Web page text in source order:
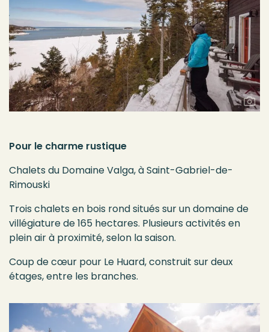
Pour le charme rustique
Chalets du Domaine Valga, à Saint-Gabriel-de-
Rimouski
Trois chalets en bois rond situés sur un domaine de
villégiature de 165 hectares. Plusieurs activités en
plein air à proximité, selon la saison.
Coup de cœur pour Le Huard, construit sur deux
étages, entre les branches.